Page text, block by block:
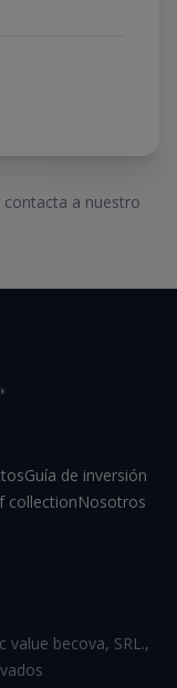
a nuestro
Guía de inversión
collectionNosotros
becova, SRL.,